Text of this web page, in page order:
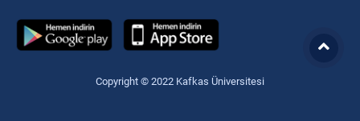
Copyright © 2022 Kafkas Üniversitesi